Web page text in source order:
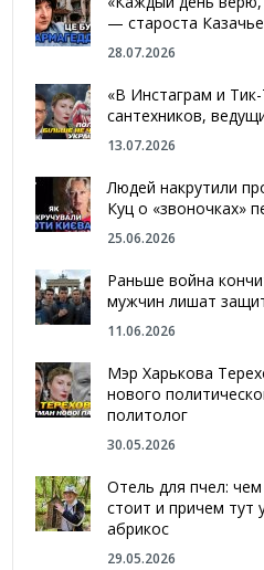
— староста
28.07.2026
«В Инстаграм и
сантехников,
13.07.2026
Людей накрутили
Куц о «звоночках»
25.06.2026
Раньше война
мужчин лишат
11.06.2026
Мэр Харькова
нового
политолог
30.05.2026
Отель для пчел:
стоит и причем тут
абрикос
29.05.2026